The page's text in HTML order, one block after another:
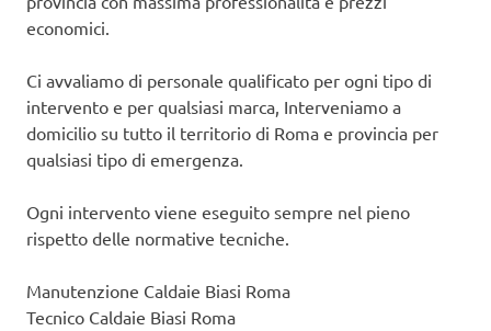
economici.
Ci avvaliamo di personale qualificato per ogni tipo di
intervento e per qualsiasi marca, Interveniamo a
domicilio su tutto il territorio di Roma e provincia per
qualsiasi tipo di emergenza.
Ogni intervento viene eseguito sempre nel pieno
rispetto delle normative tecniche.
Manutenzione Caldaie Biasi Roma
Tecnico Caldaie Biasi Roma